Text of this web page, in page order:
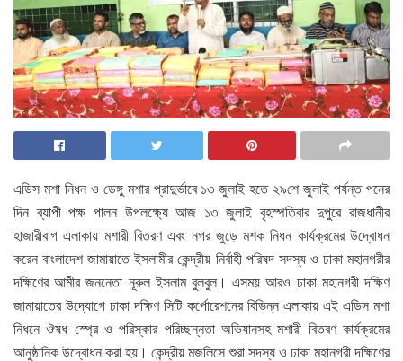
এডিস মশা নিধন ও ডেঙ্গু মশার প্রাদুর্ভাবে ১৩ জুলাই হতে ২৯শে জুলাই পর্যন্ত পনের
দিন ব্যাপী পক্ষ পালন উপলক্ষ্যে আজ ১৩ জুলাই বৃহস্পতিবার দুপুরে রাজধানীর
হাজারীবাগ এলাকায় মশারী বিতরণ এবং নগর জুড়ে মশক নিধন কার্যক্রমের উদ্বোধন
করেন বাংলাদেশ জামায়াতে ইসলামীর কেন্দ্রীয় নির্বাহী পরিষদ সদস্য ও ঢাকা মহানগরীর
দক্ষিণের আমীর জননেতা নূরুল ইসলাম বুলবুল। এসময় আরও ঢাকা মহানগরী দক্ষিণ
জামায়াতের উদ্যোগে ঢাকা দক্ষিণ সিটি কর্পোরেশনের বিভিন্ন এলাকায় এই এডিস মশা
নিধনে ঔষধ স্প্রে ও পরিস্কার পরিচ্ছন্নতা অভিযানসহ মশারী বিতরণ কার্যক্রমের
আনুষ্ঠানিক উদ্বোধন করা হয়। কেন্দ্রীয় মজলিসে শুরা সদস্য ও ঢাকা মহানগরী দক্ষিণের